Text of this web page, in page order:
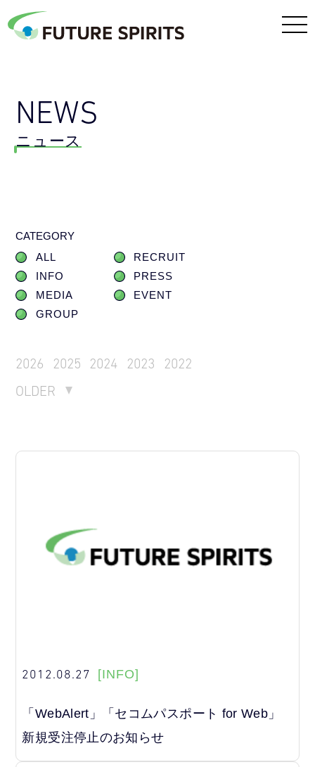
NEWS
ニュース
CATEGORY
ALL
RECRUIT
INFO
PRESS
MEDIA
EVENT
GROUP
2026 2025 2024 2023
2022
OLDER
2012.08.27 [INFO]
「WebAlert」「セコムパスポート for Web」
新規受注停止のお知らせ